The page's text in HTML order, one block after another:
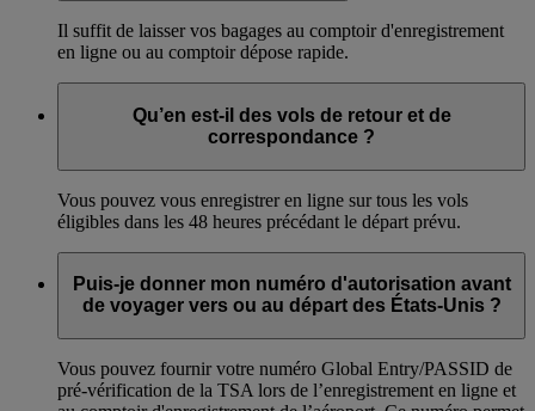
Il suffit de laisser vos bagages au comptoir d'enregistrement
en ligne ou au comptoir dépose rapide.
Qu’en est-il des vols de retour et de
correspondance ?
Vous pouvez vous enregistrer en ligne sur tous les vols
éligibles dans les 48 heures précédant le départ prévu.
Puis-je donner mon numéro d'autorisation avant
de voyager vers ou au départ des États-Unis ?
Vous pouvez fournir votre numéro Global Entry/PASSID de
pré-vérification de la TSA lors de l’enregistrement en ligne et